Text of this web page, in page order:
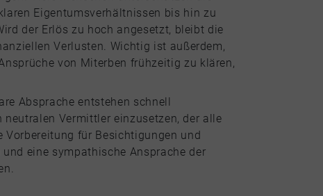
Eigentumsverhältnissen bis hin zu
der Erlös zu hoch angesetzt, bleibt die
Verlusten. Wichtig ist außerdem,
von Miterben frühzeitig zu klären,
Absprache entstehen schnell
Vermittler einzusetzen, der alle
Vorbereitung für Besichtigungen und
eine sympathische Ansprache der